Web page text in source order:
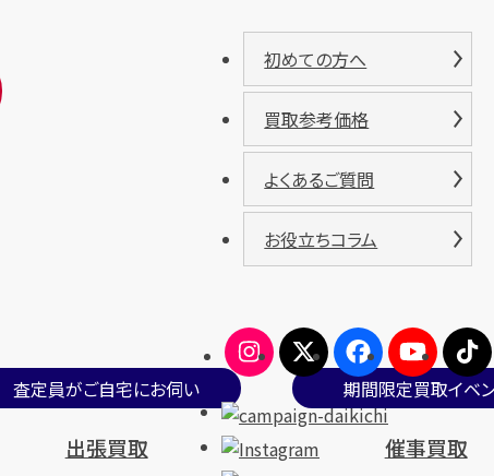
査定員がご自宅にお伺い
出張買取
期間限定買取イベ
催事買取
初めての方へ
買取参考価格
よくあるご質問
お役立ちコラム